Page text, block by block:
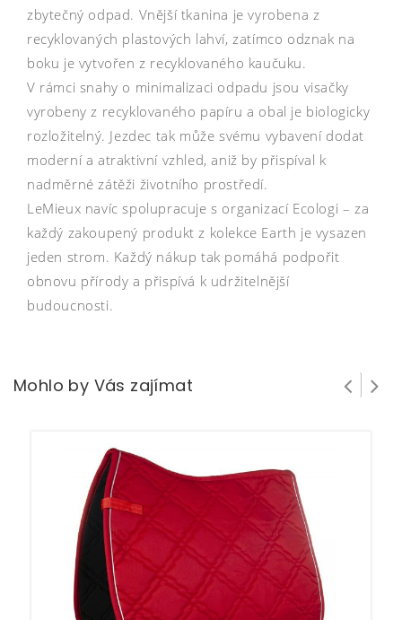
zbytečný odpad. Vnější tkanina je vyrobena z
recyklovaných plastových lahví, zatímco odznak na
boku je vytvořen z recyklovaného kaučuku.
V rámci snahy o minimalizaci odpadu jsou visačky
vyrobeny z recyklovaného papíru a obal je biologicky
rozložitelný. Jezdec tak může svému vybavení dodat
moderní a atraktivní vzhled, aniž by přispíval k
nadměrné zátěži životního prostředí.
LeMieux navíc spolupracuje s organizací Ecologi – za
každý zakoupený produkt z kolekce Earth je vysazen
jeden strom. Každý nákup tak pomáhá podpořit
obnovu přírody a přispívá k udržitelnější
budoucnosti.
Mohlo by Vás zajímat